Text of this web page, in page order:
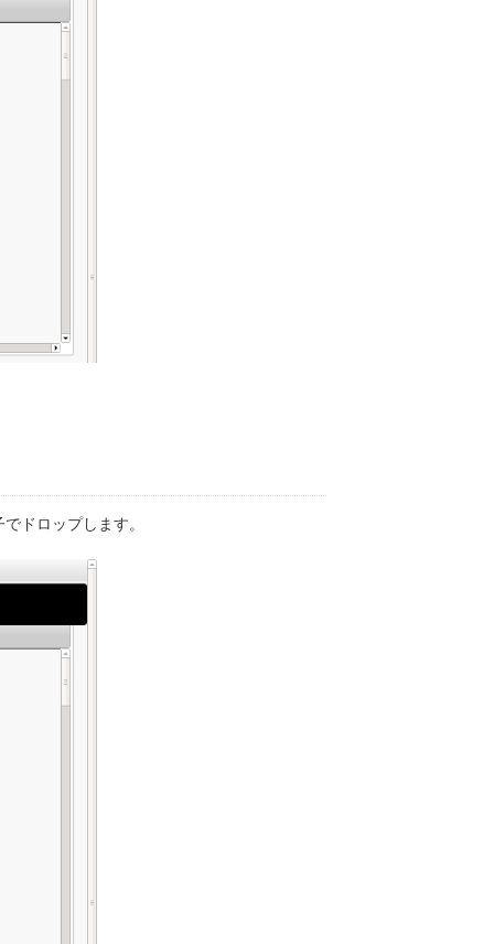
でドロップします。